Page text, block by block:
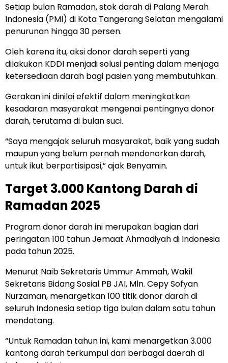
Setiap bulan Ramadan, stok darah di Palang Merah
Indonesia (PMI) di Kota Tangerang Selatan mengalami
penurunan hingga 30 persen.
Oleh karena itu, aksi donor darah seperti yang
dilakukan KDDI menjadi solusi penting dalam menjaga
ketersediaan darah bagi pasien yang membutuhkan.
Gerakan ini dinilai efektif dalam meningkatkan
kesadaran masyarakat mengenai pentingnya donor
darah, terutama di bulan suci.
“Saya mengajak seluruh masyarakat, baik yang sudah
maupun yang belum pernah mendonorkan darah,
untuk ikut berpartisipasi,” ajak Benyamin.
Target 3.000 Kantong Darah di
Ramadan 2025
Program donor darah ini merupakan bagian dari
peringatan 100 tahun Jemaat Ahmadiyah di Indonesia
pada tahun 2025.
Menurut Naib Sekretaris Ummur Ammah, Wakil
Sekretaris Bidang Sosial PB JAI, Mln. Cepy Sofyan
Nurzaman, menargetkan 100 titik donor darah di
seluruh Indonesia setiap tiga bulan dalam satu tahun
mendatang.
“Untuk Ramadan tahun ini, kami menargetkan 3.000
kantong darah terkumpul dari berbagai daerah di